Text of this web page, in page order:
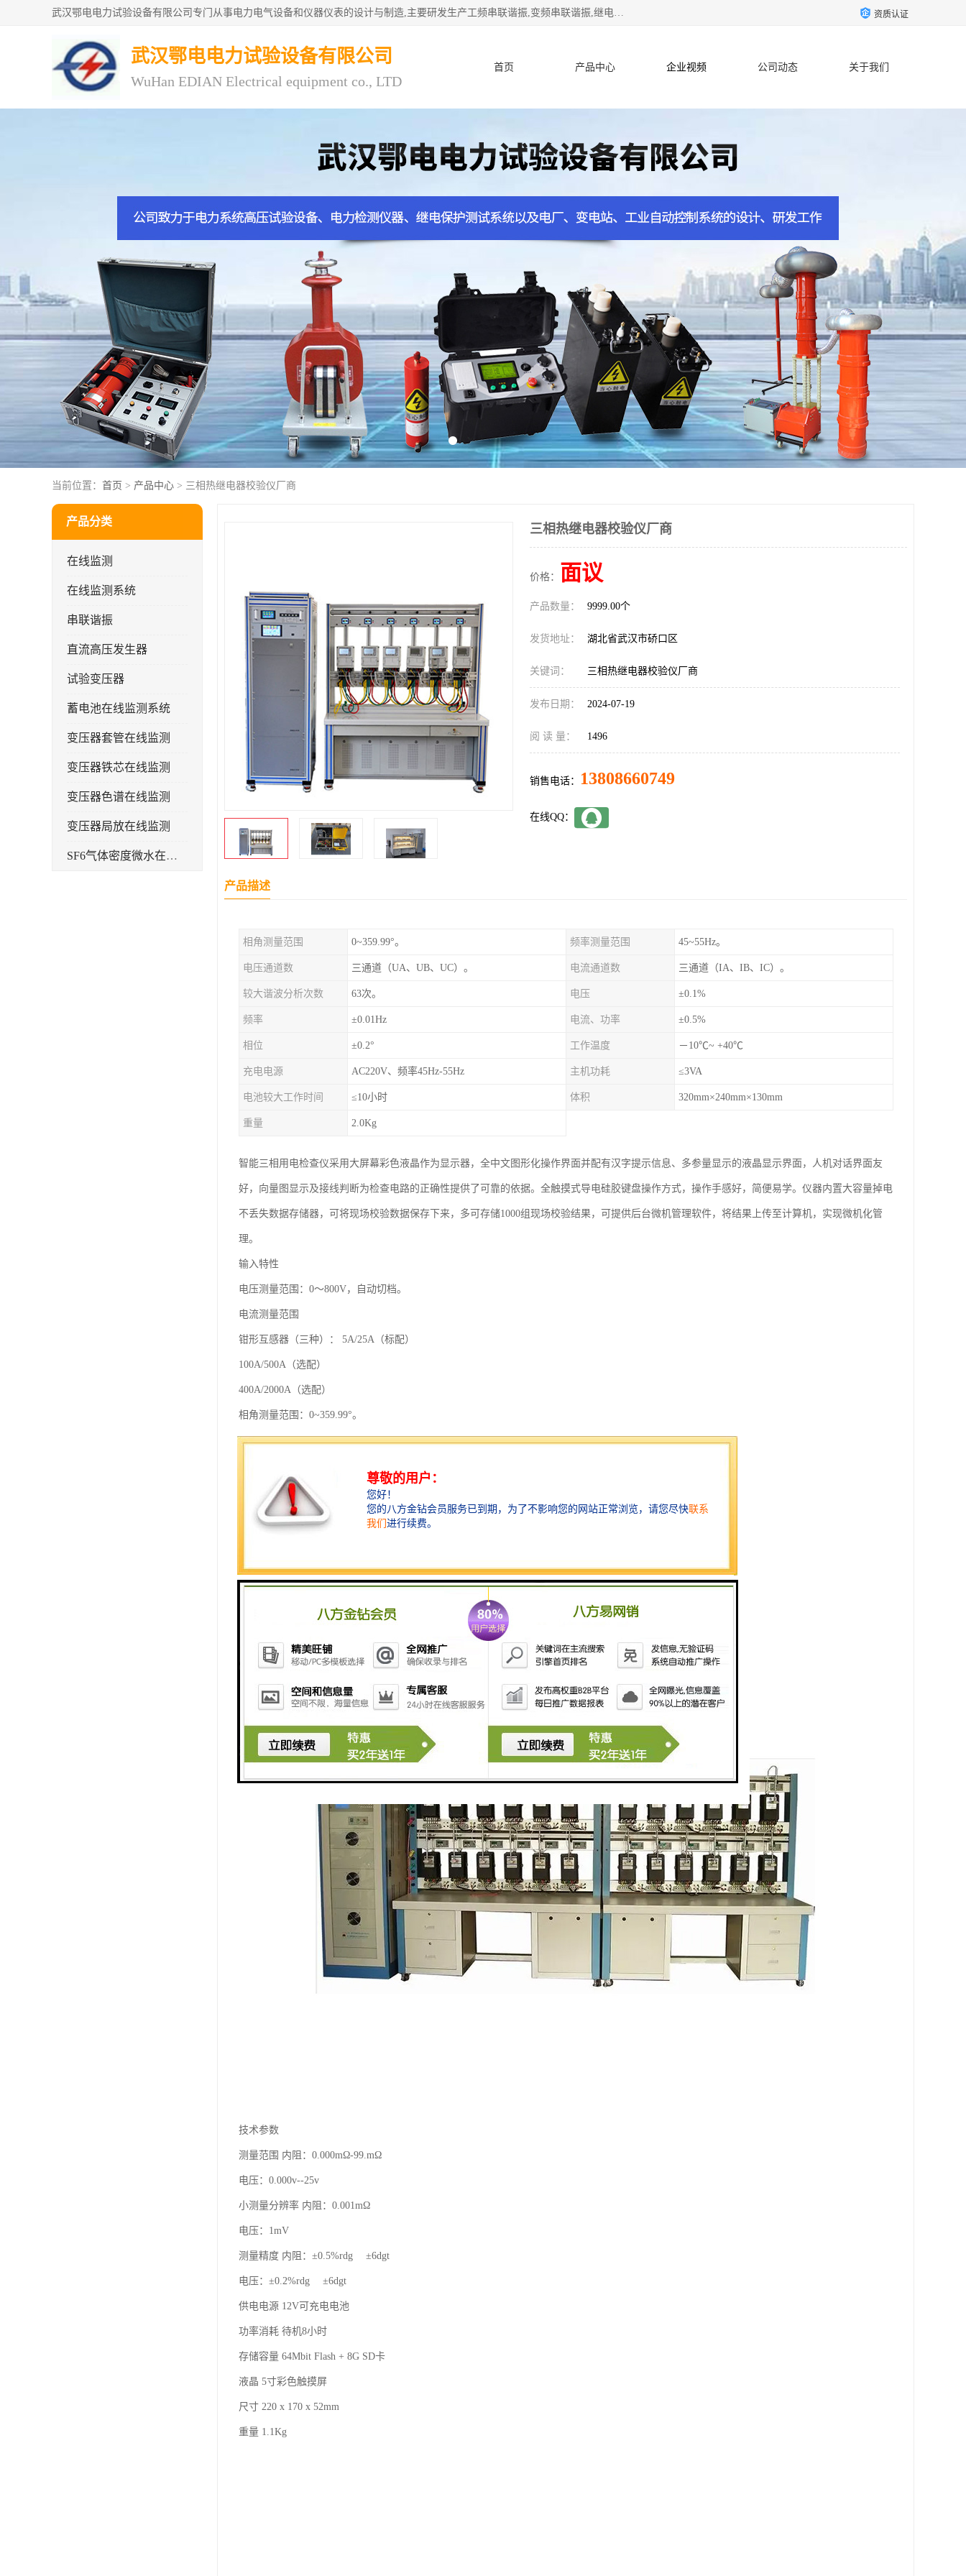
武汉鄂电电力试验设备有限公司专门从事电力电气设备和仪器仪表的设计与制造,主要研发生产工频串联谐振,变频串联谐振,继电保护测试仪,电缆故障测试仪,直流电阻测试仪,接地电阻测试仪等一百多种高品质产品.坚持奉行"质量一,客户至上"的服务宗旨。 资质认证
武汉鄂电电力试验设备有限公司
WuHan EDIAN Electrical equipment co., LTD
首页 产品中心 企业视频 公司动态 关于我们
当前位置： 首页 > 产品中心 > 三相热继电器校验仪厂商
产品分类
在线监测
在线监测系统
串联谐振
直流高压发生器
试验变压器
蓄电池在线监测系统
变压器套管在线监测
变压器铁芯在线监测
变压器色谱在线监测
变压器局放在线监测
SF6气体密度微水在线监测系统
三相热继电器校验仪厂商
价格： 面议
产品数量： 9999.00个
发货地址： 湖北省武汉市硚口区
关键词： 三相热继电器校验仪厂商
发布日期： 2024-07-19
阅 读 量： 1496
销售电话： 13808660749
在线QQ：
产品描述
相角测量范围 0~359.99°。 频率测量范围 45~55Hz。
电压通道数 三通道（UA、UB、UC）。 电流通道数 三通道（IA、IB、IC）。
较大谐波分析次数 63次。 电压 ±0.1%
频率 ±0.01Hz 电流、功率 ±0.5%
相位 ±0.2° 工作温度 －10℃~ +40℃
充电电源 AC220V、频率45Hz-55Hz 主机功耗 ≤3VA
电池较大工作时间 ≤10小时 体积 320mm×240mm×130mm
重量 2.0Kg
智能三相用电检查仪采用大屏幕彩色液晶作为显示器，全中文图形化操作界面并配有汉字提示信息、多参量显示的液晶显示界面，人机对话界面友
好，向量图显示及接线判断为检查电路的正确性提供了可靠的依据。全触摸式导电硅胶键盘操作方式，操作手感好，简便易学。仪器内置大容量掉电
不丢失数据存储器，可将现场校验数据保存下来，多可存储1000组现场校验结果，可提供后台微机管理软件，将结果上传至计算机，实现微机化管
理。
输入特性
电压测量范围：0～800V，自动切档。
电流测量范围
钳形互感器（三种）： 5A/25A（标配）
100A/500A（选配）
400A/2000A（选配）
相角测量范围：0~359.99°。
频率测量范围：45~55Hz。
电流通道数：三通道（IA、IB、IC）。
大谐波分析次数：63次。
技术参数
测量范围 内阻：0.000mΩ-99.mΩ
电压：0.000v--25v
小测量分辨率 内阻：0.001mΩ
电压：1mV
测量精度 内阻：±0.5%rdg ±6dgt
电压：±0.2%rdg ±6dgt
供电电源 12V可充电电池
功率消耗 待机8小时
存储容量 64Mbit Flash + 8G SD卡
液晶 5寸彩色触摸屏
尺寸 220 x 170 x 52mm
重量 1.1Kg